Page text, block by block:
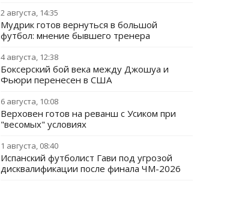
2 августа, 14:35
Мудрик готов вернуться в большой
футбол: мнение бывшего тренера
4 августа, 12:38
Боксерский бой века между Джошуа и
Фьюри перенесен в США
6 августа, 10:08
Верховен готов на реванш с Усиком при
"весомых" условиях
1 августа, 08:40
Испанский футболист Гави под угрозой
дисквалификации после финала ЧМ-2026